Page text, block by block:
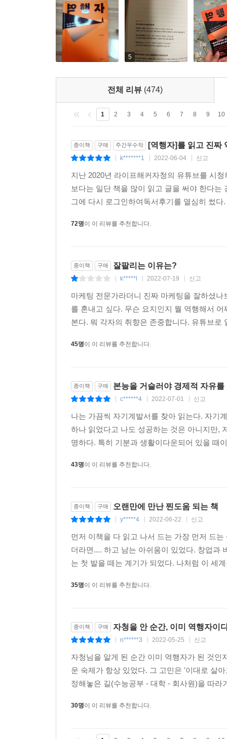
5
전체 리뷰 (474)
1 2 3 4 5 6 7 8 9 10
종이책 구매 주간우수작 [역행자]를 읽고 진짜
k*******1 2022-06-04 신고
지난 2020년 라이프해커자청의 유튜브를 시
보다는 일단 책을 많이 읽고 글을 써야 한다
그에 다시 로그인하여독서후기를 열심히 썼
72명이 이 리뷰를 추천합니다.
종이책 구매 잘팔리는 이유는?
k*****l 2022-07-19 신고
마케팅 전문가라더니 진짜 마케팅을 잘하셨
를 혼내고 싶다. 무슨 요지인지 뭘 역행해서
본다. 뭐 각자의 취향은 존중합니다. 유튜브
45명이 이 리뷰를 추천합니다.
종이책 구매 본능을 거슬러야 경제적 자유를
c******4 2022-07-01 신고
나는 가끔씩 자기계발서를 찾아 읽는다. 자기
하나 읽었다고 나도 성공하는 것은 아니지만,
명하다. 특히 기분과 생활이다운되어 있을 때
43명이 이 리뷰를 추천합니다.
종이책 구매 오랜만에 만난 찐도움 되는 책
y*****4 2022-06-22 신고
먼저 이책을 다 읽고 나서 드는 가장 먼저 드
더라면.... 하고 남는 아쉬움이 있었다. 창업과
는 첫 발을 떼는 계기가 되었다. 나처럼 이 세
35명이 이 리뷰를 추천합니다.
종이책 구매 자청을 안 순간, 이미 역행자이
n******3 2022-05-25 신고
자청님을 알게 된 순간 이미 역행자가 된 것
운 숙제가 항상 있었다. 그 고민은 '이대로 살
정해놓은 길(수능공부 - 대학 - 회사원)을 따
30명이 이 리뷰를 추천합니다.